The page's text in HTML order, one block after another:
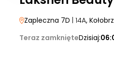
Zapleczna 7D | 14A,
Teraz zamknięteDzisiaj: